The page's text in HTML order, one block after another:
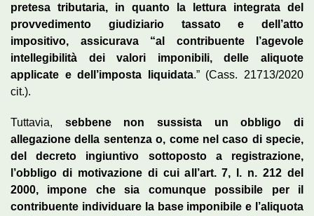
pretesa tributaria, in quanto la lettura integrata del
provvedimento giudiziario tassato e dell’atto
impositivo, assicurava “al contribuente l’agevole
intellegibilità dei valori imponibili, delle aliquote
applicate e dell’imposta liquidata.” (Cass. 21713/2020
cit.).
Tuttavia, sebbene non sussista un obbligo di
allegazione della sentenza o, come nel caso di specie,
del decreto ingiuntivo sottoposto a registrazione,
l’obbligo di motivazione di cui all’art. 7, l. n. 212 del
2000, impone che sia comunque possibile per il
contribuente individuare la base imponibile e l’aliquota